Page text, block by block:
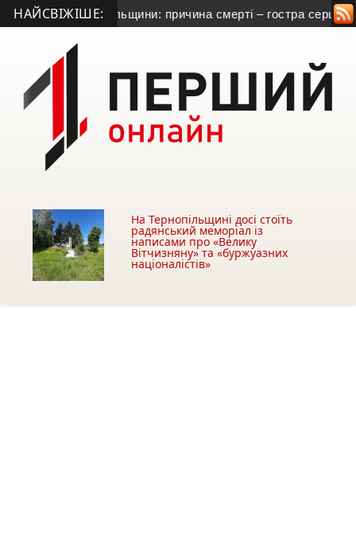
НАЙСВІЖІШЕ:
з Тернопільщини: причина смерті – гостра серцево-
На Тернопільщині досі стоїть
радянський меморіал із
написами про «Велику
Вітчизняну» та «буржуазних
націоналістів»